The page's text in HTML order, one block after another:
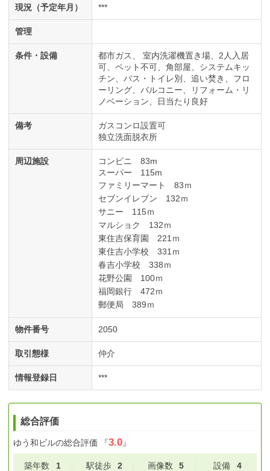
現況（予定年月） ***
管理
条件・設備 都市ガス 室内洗濯機置き場
2人入居
可
ペット不可 角部屋
システムキッ
チン
バス・トイレ別 追い焚き
フロ
ーリング
バルコニー
リフォーム・リ
ノベーション
日当たり良好
備考
ガスコンロ設置可
独立洗面脱衣所
周辺施設
コンビニ 83m
スーパー 115m
ファミリーマート 83ｍ
セブンイレブン 132ｍ
サニー 115ｍ
マルショク 132ｍ
東住吉保育園 221ｍ
東住吉小学校 331ｍ
春吉小学校 338ｍ
花野公園 100ｍ
福岡銀行 472ｍ
郵便局 389ｍ
物件番号 2050
取引態様 仲介
情報登録日 ***
総合評価
ゆう和ビルの総合評価 『3.0』
築年数 1 駅徒歩 2 画像数 5 設備 4